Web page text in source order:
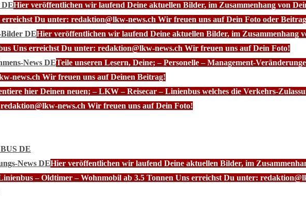
DEHier veröffentlichen wir laufend Deine aktuellen Bilder, im Zusammenhang von
erreichst Du unter: redaktion@lkw-news.ch Wir freuen uns auf Dein Foto oder
DEHier veröffentlichen wir laufend Deine aktuellen Bilder, im
Uns erreichst Du unter: redaktion@lkw-news.ch Wir freuen uns auf Dein Foto!
News DETeile unseren Lesern, Deine; – Personelle – Management-
news.ch Wir freuen uns auf Deinen Beitrag!
hier Deinen neuen; – LKW – Reisecar – Linienbus welches die Verkehrs-
news.ch Wir freuen uns auf Dein Foto!
DE
News DEHier veröffentlichen wir laufend Deine aktuellen Bilder, im
– Oldtimer – Wohnmobil ab 3.5 Tonnen Uns erreichst Du unter: